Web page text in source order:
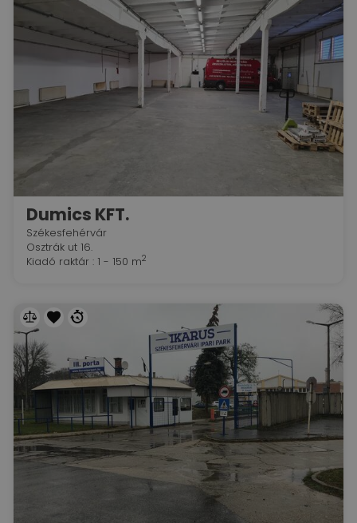
Dumics KFT.
Székesfehérvár
Osztrák ut 16.
Kiadó raktár : 1 - 150 m2